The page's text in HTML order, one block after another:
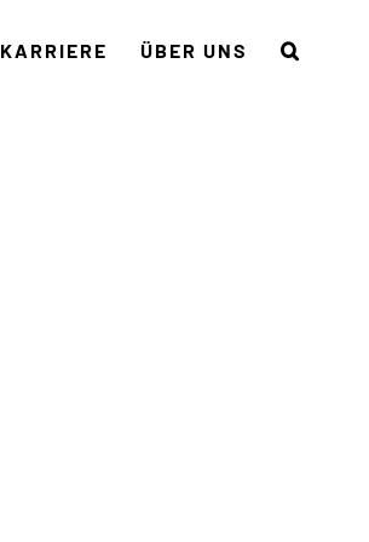
KARRIERE ÜBER UNS